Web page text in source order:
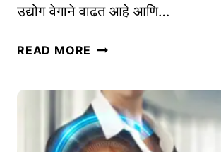
A
S
ल्स
स
खो
ल
वि
उद्योग वेगाने वाढत आहे आणि…
READ MORE ब्लॉ
न
तं
त्र